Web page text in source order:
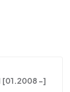
[01.2008 -]